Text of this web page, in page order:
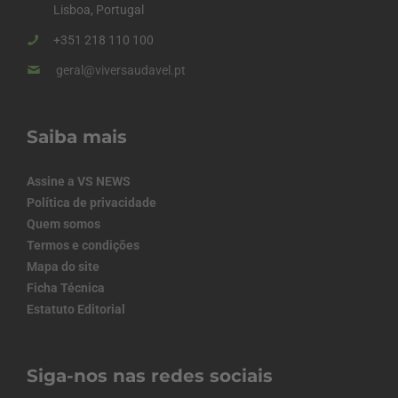
Lisboa, Portugal
+351 218 110 100
geral@viversaudavel.pt
Saiba mais
Assine a VS NEWS
Política de privacidade
Quem somos
Termos e condições
Mapa do site
Ficha Técnica
Estatuto Editorial
Siga-nos nas redes sociais